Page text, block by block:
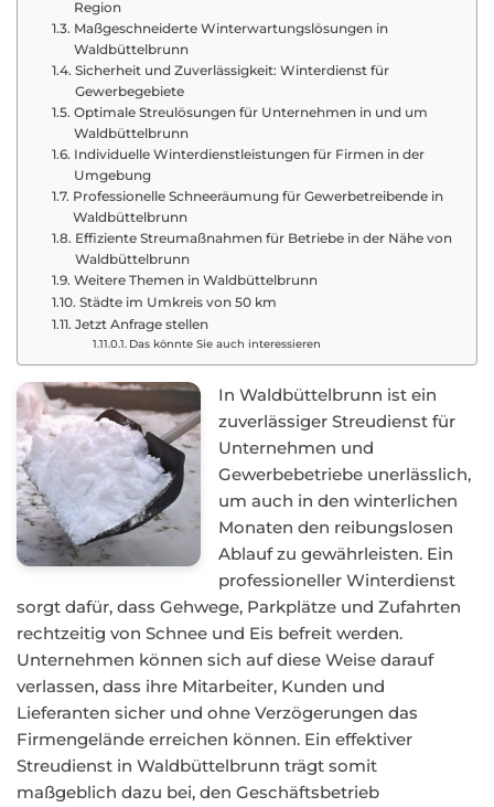
Region
Maßgeschneiderte Winterwartungslösungen in
Waldbüttelbrunn
Sicherheit und Zuverlässigkeit: Winterdienst für
Gewerbegebiete
Optimale Streulösungen für Unternehmen in und um
Waldbüttelbrunn
Individuelle Winterdienstleistungen für Firmen in der
Umgebung
Professionelle Schneeräumung für Gewerbetreibende in
Waldbüttelbrunn
Effiziente Streumaßnahmen für Betriebe in der Nähe von
Waldbüttelbrunn
Weitere Themen in Waldbüttelbrunn
Städte im Umkreis von 50 km
Jetzt Anfrage stellen
Das könnte Sie auch interessieren
In Waldbüttelbrunn ist ein
zuverlässiger Streudienst für
Unternehmen und
Gewerbebetriebe unerlässlich,
um auch in den winterlichen
Monaten den reibungslosen
Ablauf zu gewährleisten. Ein
professioneller Winterdienst
sorgt dafür, dass Gehwege, Parkplätze und Zufahrten
rechtzeitig von Schnee und Eis befreit werden.
Unternehmen können sich auf diese Weise darauf
verlassen, dass ihre Mitarbeiter, Kunden und
Lieferanten sicher und ohne Verzögerungen das
Firmengelände erreichen können. Ein effektiver
Streudienst in Waldbüttelbrunn trägt somit
maßgeblich dazu bei, den Geschäftsbetrieb